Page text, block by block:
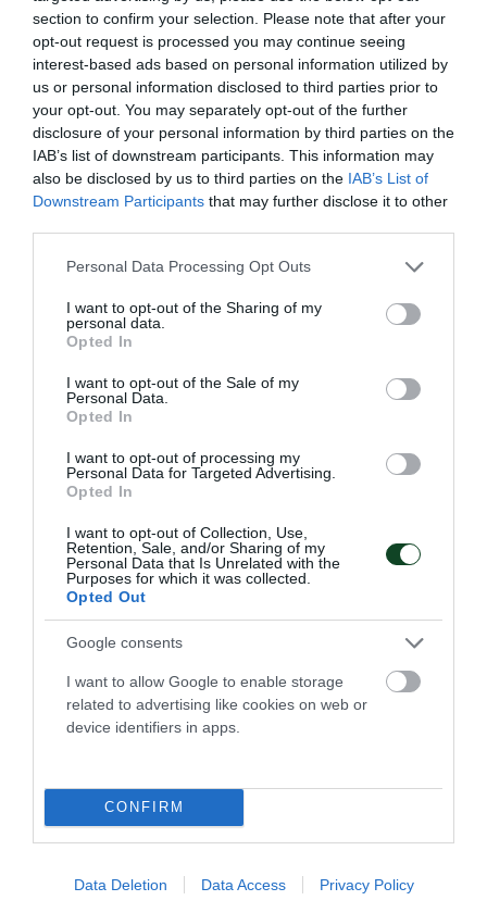
section to confirm your selection. Please note that after your
opt-out request is processed you may continue seeing
interest-based ads based on personal information utilized by
us or personal information disclosed to third parties prior to
your opt-out. You may separately opt-out of the further
disclosure of your personal information by third parties on the
IAB’s list of downstream participants. This information may
also be disclosed by us to third parties on the IAB’s List of
Downstream Participants that may further disclose it to other
Please note that this website/app uses one or more Google
not limited to your visit or usage behaviour. You may click to
grant or deny consent to Google and its third-party tags to
use your data for below specified purposes in below Google
consent section.
Personal Data Processing Opt Outs
I want to opt-out of the Sharing of my
personal data.
Opted In
I want to opt-out of the Sale of my
Personal Data.
Opted In
I want to opt-out of processing my
Personal Data for Targeted Advertising.
Opted In
I want to opt-out of Collection, Use,
Retention, Sale, and/or Sharing of my
Personal Data that Is Unrelated with the
Purposes for which it was collected.
Opted Out
Google consents
I want to allow Google to enable storage
related to advertising like cookies on web or
device identifiers in apps.
CONFIRM
Data Deletion Data Access Privacy Policy
Η κλήρωση της Allwyn Women’s
Basketball League 1
Πραγματοποιήθηκε η κλήρωση της Allwyn Women’s
Basketball League 1 για τη σεζόν 2026-2027.
23.07.2026 ΜΠΑΣΚΕΤ ΓΥΝΑΙΚΩΝ
Η κλήρωση της EuroLeague
Women
Ο Παναθηναϊκός έμαθε το μονοπάτι του για την πρόκριση
στους ομίλους της EuroLeague.
16.07.2026 ΜΠΑΣΚΕΤ ΓΥΝΑΙΚΩΝ